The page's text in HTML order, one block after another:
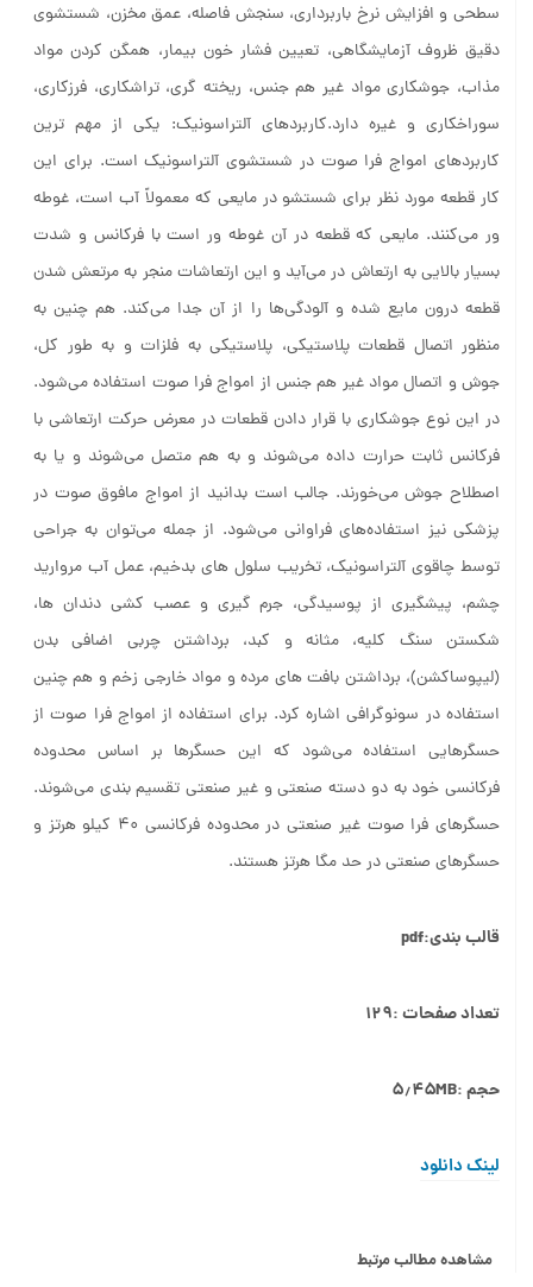
سطحی و افزایش نرخ باربرداری، سنجش فاصله، عمق مخزن، شستشوی
دقیق ظروف آزمایشگاهی، تعیین فشار خون بیمار، همگن کردن مواد
مذاب، جوشکاری مواد غیر هم جنس، ریخته گری، تراشکاری، فرزکاری،
سوراخکاری و غیره دارد.کاربردهای آلتراسونیک: یکی از مهم ترین
کاربردهای امواج فرا صوت در شستشوی آلتراسونیک است. برای این
کار قطعه مورد نظر برای شستشو در مایعی که معمولاً آب است، غوطه
ور می‌کنند. مایعی که قطعه در آن غوطه ور است با فرکانس و شدت
بسیار بالایی به ارتعاش در می‌آید و این ارتعاشات منجر به مرتعش شدن
قطعه درون مایع شده و آلودگی‌ها را از آن جدا می‌کند. هم چنین به
منظور اتصال قطعات پلاستیکی، پلاستیکی به فلزات و به طور کل،
جوش و اتصال مواد غیر هم جنس از امواج فرا صوت استفاده می‌شود.
در این نوع جوشکاری با قرار دادن قطعات در معرض حرکت ارتعاشی با
فرکانس ثابت حرارت داده می‌شوند و به هم متصل می‌شوند و یا به
اصطلاح جوش می‌خورند. جالب است بدانید از امواج مافوق صوت در
پزشکی نیز استفاده‌های فراوانی می‌شود. از جمله می‌توان به جراحی
توسط چاقوی آلتراسونیک، تخریب سلول های بدخیم، عمل آب مروارید
چشم، پیشگیری از پوسیدگی، جرم گیری و عصب کشی دندان ها،
شکستن سنگ کلیه، مثانه و کبد، برداشتن چربی اضافی بدن
(لیپوساکشن)، برداشتن بافت های مرده و مواد خارجی زخم و هم چنین
استفاده در سونوگرافی اشاره کرد. برای استفاده از امواج فرا صوت از
حسگرهایی استفاده می‌شود که این حسگرها بر اساس محدوده
فرکانسی خود به دو دسته صنعتی و غیر صنعتی تقسیم بندی می‌شوند.
حسگرهای فرا صوت غیر صنعتی در محدوده فرکانسی ۴۰ کیلو هرتز و
حسگرهای صنعتی در حد مگا هرتز هستند.
قالب بندی:pdf
تعداد صفحات :۱۲۹
حجم :۵٫۴۵MB
لینک دانلود
مشاهده مطالب مرتبط